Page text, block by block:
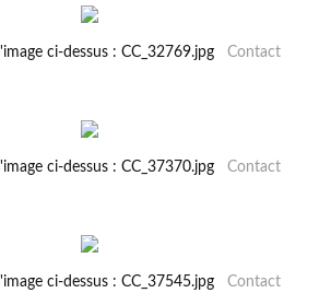
ci-dessus : CC_32769.jpg Contact
ci-dessus : CC_37370.jpg Contact
ci-dessus : CC_37545.jpg Contact